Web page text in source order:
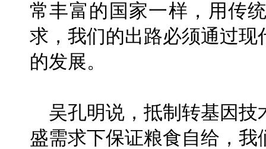
常丰富的国家一样，用传
求，我们的出路必须通过
的发展。
吴孔明说，抵制转基因技
盛需求下保证粮食自给，